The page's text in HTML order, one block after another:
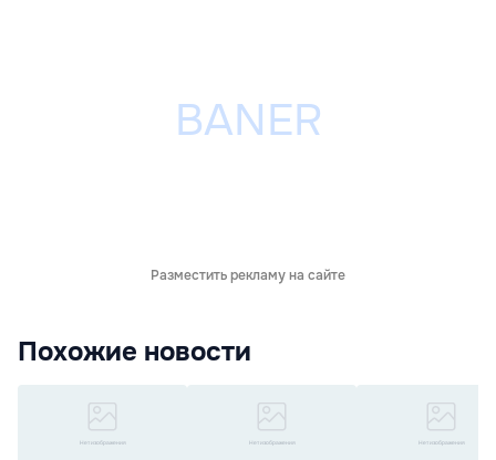
Разместить рекламу на сайте
Похожие новости